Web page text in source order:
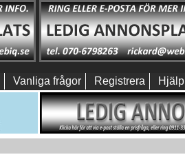
Vanliga frågor Registrera Hjälp